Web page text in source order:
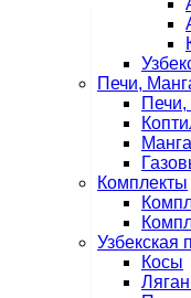
Печи,
Печи,
Комплекты
Узбекская
Косы